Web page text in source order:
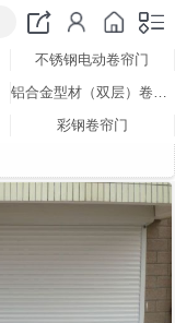
不锈钢电动卷帘门
铝合金型材（双层）卷帘门
彩钢卷帘门
4S店专用透视门